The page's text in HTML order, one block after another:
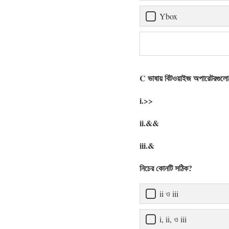
Ybox
C ভাষায় বিটওয়াইজ
i.>>
ii.&&
iii.&
নিচের কোনটি সঠিক?
ii ও iii
i, ii, ও iii